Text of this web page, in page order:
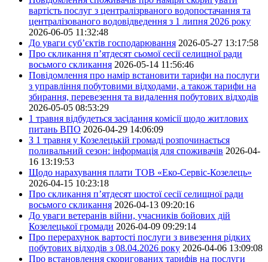
вартість послуг з централізрваного водопостачання та
централізованого водовідведення з 1 липня 2026 року
2026-06-05 11:32:48
До уваги суб’єктів господарювання 2026-05-27 13:17:58
Про скликання п’ятдесят сьомої сесії селищної ради
восьмого скликання 2026-05-14 11:56:46
Повідомлення про намір встановити тарифи на послуги
з управління побутовими відходами, а також тарифи на
збирання, перевезення та видалення побутових відходів
2026-05-05 08:53:29
1 травня відбудеться засідання комісії щодо житлових
питань ВПО 2026-04-29 14:06:09
З 1 травня у Козелецькій громаді розпочинається
поливальний сезон: інформація для споживачів 2026-04-
16 13:19:53
Щодо нарахування плати ТОВ «Еко-Сервіс-Козелець»
2026-04-15 10:23:18
Про скликання п’ятдесят шостої сесії селищної ради
восьмого скликання 2026-04-13 09:20:16
До уваги ветеранів війни, учасників бойових дій
Козелецької громади 2026-04-09 09:29:14
Про перерахунок вартості послуги з вивезення рідких
побутових відходів з 08.04.2026 року 2026-04-06 13:09:08
Про встановлення скоригованих тарифів на послуги